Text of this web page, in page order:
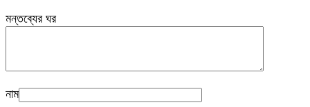
মন্তব্যের ঘর
নাম